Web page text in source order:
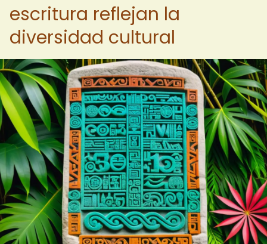
escritura reflejan la
diversidad cultural